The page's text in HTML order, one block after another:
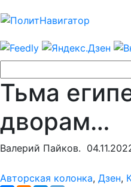
Тьма
дворам…
Валерий Пайков.
Авторская колонка, Дзен,